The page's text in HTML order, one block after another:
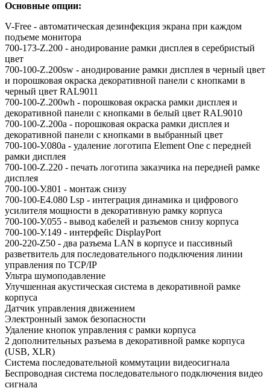
Основные опции:
V-Free - автоматическая дезинфекция экрана при каждом
подъеме монитора
700-173-Z.200 - анодирование рамки дисплея в серебристый
цвет
700-100-Z.200sw - анодирование рамки дисплея в черный цвет
и порошковая окраска декоративной панели с кнопками в
черный цвет RAL9011
700-100-Z.200wh - порошковая окраска рамки дисплея и
декоративной панели с кнопками в белый цвет RAL9010
700-100-Z.200a - порошковая окраска рамки дисплея и
декоративной панели с кнопками в выбранный цвет
700-100-У.080а - удаление логотипа Element One с передней
рамки дисплея
700-100-Z.220 - печать логотипа заказчика на передней рамке
дисплея
700-100-У.801 - монтаж снизу
700-100-E4.080 Lsp - интеграция динамика и цифрового
усилителя мощности в декоративную рамку корпуса
700-100-У.055 - вывод кабелей и разъемов снизу корпуса
700-100-У.149 - интерфейс DisplayPort
200-220-Z50 - два разъема LAN в корпусе и пассивный
разветвитель для последовательного подключения линии
управления по TCP/IP
Ультра шумоподавление
Улучшенная акустическая система в декоративной рамке
корпуса
Датчик управления движением
Электронный замок безопасности
Удаление кнопок управления с рамки корпуса
2 дополнительных разъема в декоративной рамке корпуса
(USB, XLR)
Система последовательной коммутации видеосигнала
Беспроводная система последовательного подключения видео
сигнала